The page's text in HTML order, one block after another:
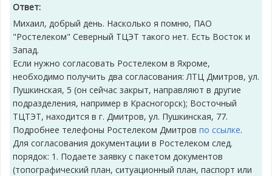
Ответ:
Михаил, добрый день. Насколько я помню, ПАО
"Ростелеком" Северный ТЦЭТ такого нет. Есть Восток и
Запад.
Если нужно согласовать Ростелеком в Яхроме,
необходимо получить два согласования: ЛТЦ Дмитров, ул.
Пушкинская, 5 (он сейчас закрыт, направляют в другие
подразделения, например в Красногорск); Восточный
ТЦТЭТ, находится в г. Дмитров, ул. Пушкинская, 77.
Подробнее телефоны Ростелеком Дмитров по ссылке.
Для согласования документации в Ростелеком след.
порядок: 1. Подаете заявку с пакетом документов
(топографический план, ситуационный план, паспорт или